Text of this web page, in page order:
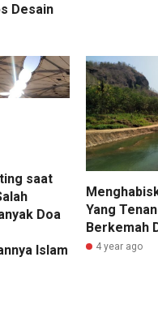
Desain
saat
Doa
Islam
Yang
Berkemah
4 year ago